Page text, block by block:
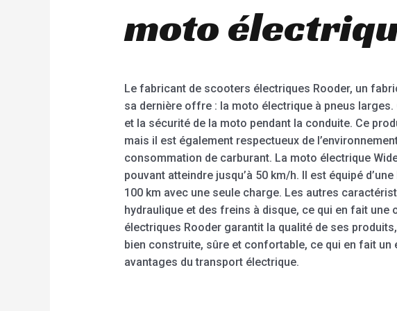
moto
Le fabricant de scooters électriques Rooder, un
sa dernière offre : la moto électrique à pneus
et la sécurité de la moto pendant la conduite. Ce
mais il est également respectueux de
consommation de carburant. La moto électrique
pouvant atteindre jusqu’à 50 km/h. Il est équipé
100 km avec une seule charge. Les autres
hydraulique et des freins à disque, ce qui en fait
électriques Rooder garantit la qualité de ses
bien construite, sûre et confortable, ce qui en fait
avantages du transport électrique.